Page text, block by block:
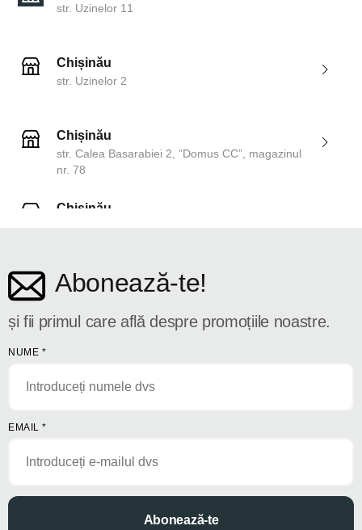
str. Uzinelor 11
Chișinău
str. Uzinelor 2
Chișinău
str. Calea Basarabiei 2, ”Domus CC”, magazinul
nr. 78
Chișinău
Abonează-te!
și fii primul care află despre promoțiile noastre.
NUME *
EMAIL *
Abonează-te